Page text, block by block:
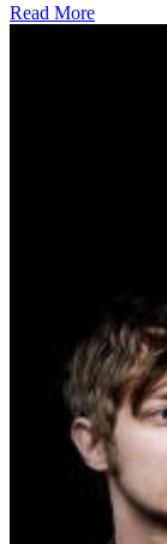
Read More